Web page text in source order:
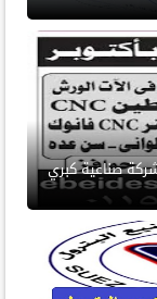
صناعية كبري